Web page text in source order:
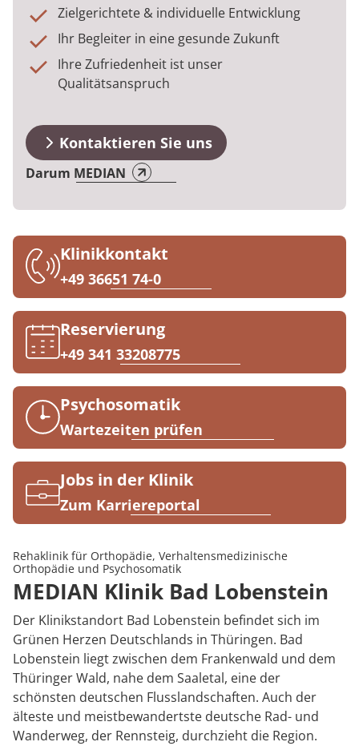
Anreise
FAQs
Kontakt
Kosten & Kostenträger
Zuzahlung & Befreiung
Checkliste zum Start
Kinder-und Jugendreha
Gastroenterologie
Stoffwechselerkrankungen
Geriatrie
Gynäkologie
HTS & Cochlea
Long Covid
Onkologie
Pneumologie
Rheumatologie
Prävention
Nachsorge
Qualität & Expertise
Energiepolitik
Publikationsdatenbank
Ihr Weg zu MEDIAN
Kosten & Kostenträger
Zuzahlung & Befreiung
Reha FAQ
Reha Checkliste
Zuweiser
Über MEDIAN
Kooperationen
Presse
Blog
Karriere
Zielgerichtete & individuelle Entwicklung
Ihr Begleiter in eine gesunde Zukunft
Ihre Zufriedenheit ist unser
Qualitätsanspruch
Kontaktieren Sie uns
Darum MEDIAN
Klinikkontakt
+49 36651 74-0
Reservierung
+49 341 33208775
Psychosomatik
Wartezeiten prüfen
Jobs in der Klinik
Zum Karriereportal
Rehaklinik für Orthopädie, Verhaltensmedizinische
Orthopädie und Psychosomatik
MEDIAN Klinik Bad Lobenstein
Der Klinikstandort Bad Lobenstein befindet sich im
Grünen Herzen Deutschlands in Thüringen. Bad
Lobenstein liegt zwischen dem Frankenwald und dem
Thüringer Wald, nahe dem Saaletal, eine der
schönsten deutschen Flusslandschaften. Auch der
älteste und meistbewandertste deutsche Rad- und
Wanderweg, der Rennsteig, durchzieht die Region.